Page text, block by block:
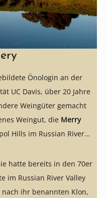
Önologin an der
UC Davis, über 20 Jahre
Weingüter gemacht
Weingut, die Merry
Hills im Russian River
hatte bereits in den 70er
im Russian River Valley
ihr benannten Klon,